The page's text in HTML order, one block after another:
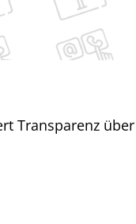
Transparenz